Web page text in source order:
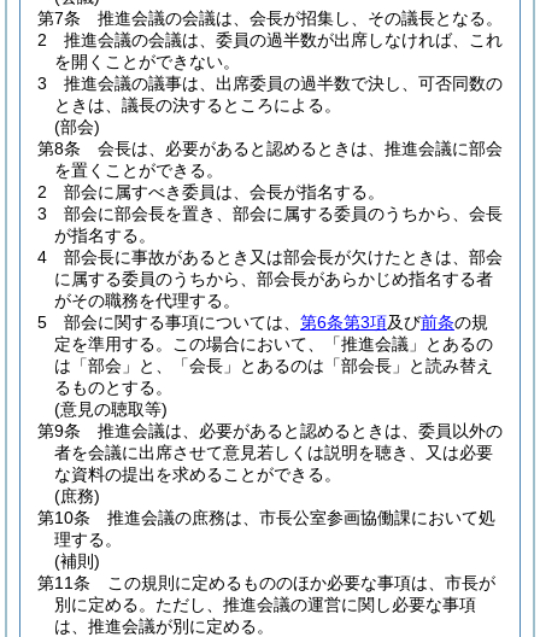
第7条
推進会議の会議は、会長が招集し、その議長となる。
2
推進会議の会議は、委員の過半数が出席しなければ、これ
を開くことができない。
3
推進会議の議事は、出席委員の過半数で決し、可否同数の
ときは、議長の決するところによる。
(部会)
第8条
会長は、必要があると認めるときは、推進会議に部会
を置くことができる。
2
部会に属すべき委員は、会長が指名する。
3
部会に部会長を置き、部会に属する委員のうちから、会長
が指名する。
4
部会長に事故があるとき又は部会長が欠けたときは、部会
に属する委員のうちから、部会長があらかじめ指名する者
がその職務を代理する。
5
部会に関する事項については、 第6条第3項及び前条の規
定を準用する。
この場合において、「推進会議」とあるの
は「部会」と、「会長」とあるのは「部会長」と読み替え
るものとする。
(意見の聴取等)
第9条
推進会議は、必要があると認めるときは、委員以外の
者を会議に出席させて意見若しくは説明を聴き、又は必要
な資料の提出を求めることができる。
(庶務)
第10条
推進会議の庶務は、市長公室参画協働課において処
理する。
(補則)
第11条
この規則に定めるもののほか必要な事項は、市長が
別に定める。 ただし、推進会議の運営に関し必要な事項
は、推進会議が別に定める。